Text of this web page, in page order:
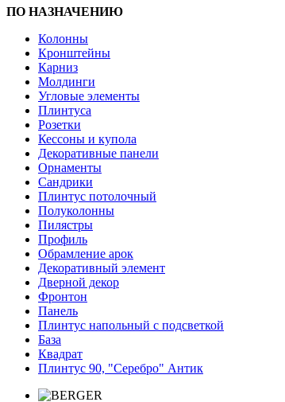
ПО НАЗНАЧЕНИЮ
Колонны
Кронштейны
Карниз
Молдинги
Угловые элементы
Плинтуса
Розетки
Кессоны и купола
Декоративные панели
Орнаменты
Сандрики
Плинтус потолочный
Полуколонны
Пилястры
Профиль
Обрамление арок
Декоративный элемент
Дверной декор
Фронтон
Панель
Плинтус напольный с подсветкой
База
Квадрат
Плинтус 90, "Серебро" Антик